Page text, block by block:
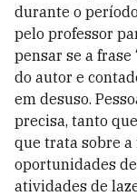
durante o
pelo professor
pensar se a frase
do autor e
em desuso.
precisa, tanto
que trata sobre
oportunidades
atividades de